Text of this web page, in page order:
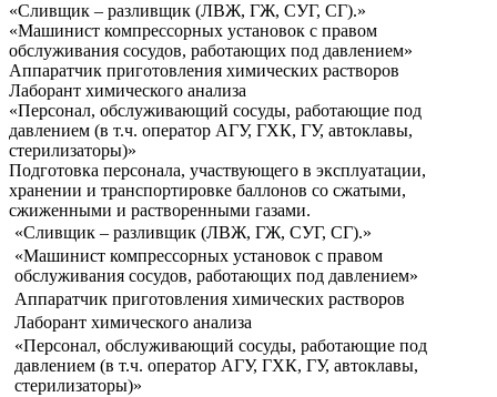
«Сливщик – разливщик (ЛВЖ, ГЖ, СУГ, СГ).»
«Машинист компрессорных установок с правом
обслуживания сосудов, работающих под давлением»
Аппаратчик приготовления химических растворов
Лаборант химического анализа
«Персонал, обслуживающий сосуды, работающие под
давлением (в т.ч. оператор АГУ, ГХК, ГУ, автоклавы,
стерилизаторы)»
Подготовка персонала, участвующего в эксплуатации,
хранении и транспортировке баллонов со сжатыми,
сжиженными и растворенными газами.
«Сливщик – разливщик (ЛВЖ, ГЖ, СУГ, СГ).»
«Машинист компрессорных установок с правом
обслуживания сосудов, работающих под давлением»
Аппаратчик приготовления химических растворов
Лаборант химического анализа
«Персонал, обслуживающий сосуды, работающие под
давлением (в т.ч. оператор АГУ, ГХК, ГУ, автоклавы,
стерилизаторы)»